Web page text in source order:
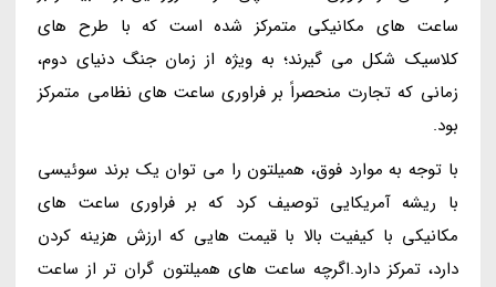
ساعت های مکانیکی متمرکز شده است که با طرح های
کلاسیک شکل می گیرند؛ به ویژه از زمان جنگ دنیای دوم،
زمانی که تجارت منحصراً بر فراوری ساعت های نظامی متمرکز
بود.
با توجه به موارد فوق، همیلتون را می توان یک برند سوئیسی
با ریشه آمریکایی توصیف کرد که بر فراوری ساعت های
مکانیکی با کیفیت بالا با قیمت هایی که ارزش هزینه کردن
دارد، تمرکز دارد.اگرچه ساعت های همیلتون گران تر از ساعت